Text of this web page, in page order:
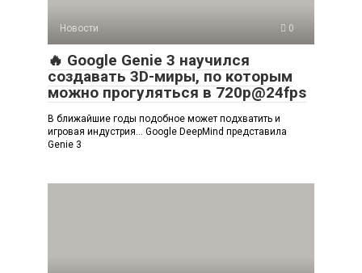
Новости 0
🔥 Google Genie 3 научился
создавать 3D-миры, по которым
можно прогуляться в 720p@24fps
В ближайшие годы подобное может подхватить и
игровая индустрия… Google DeepMind представила
Genie 3